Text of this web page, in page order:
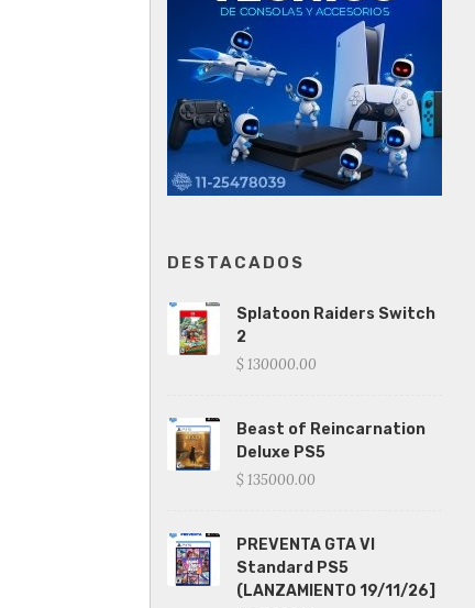
DESTACADOS
Splatoon Raiders Switch
2
$ 130000.00
Beast of Reincarnation
Deluxe PS5
$ 135000.00
PREVENTA GTA VI
Standard PS5
(LANZAMIENTO 19/11/26]